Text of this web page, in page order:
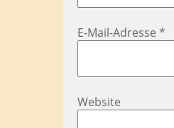
E-Mail-Adresse *
Website